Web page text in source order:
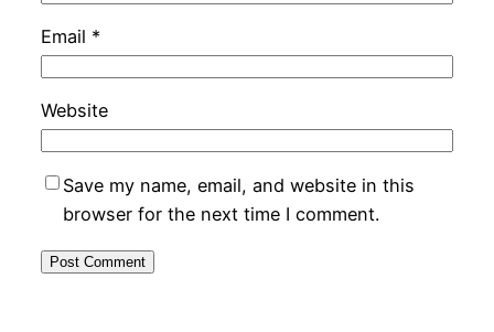
Email *
Website
Save my name, email, and website in this
browser for the next time I comment.